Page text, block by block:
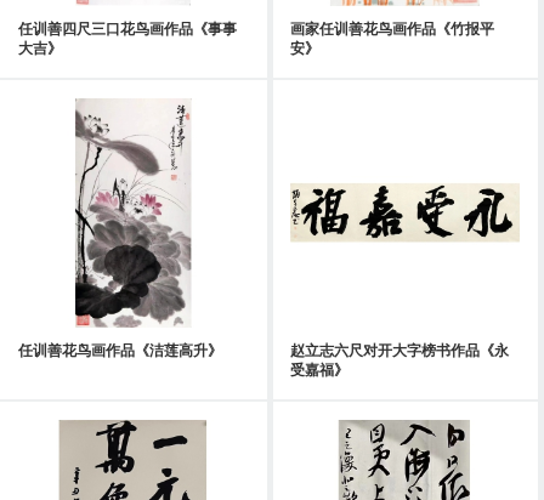
任训善四尺三口花鸟画作品《事事
大吉》
画家任训善花鸟画作品《竹报平
安》
任训善花鸟画作品《洁莲高升》
赵立志六尺对开大字榜书作品《永
受嘉福》